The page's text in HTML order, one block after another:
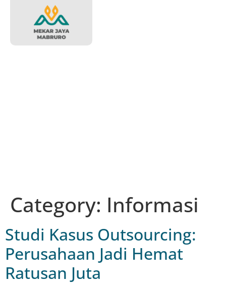
Category: Informasi
Studi Kasus Outsourcing:
Perusahaan Jadi Hemat
Ratusan Juta